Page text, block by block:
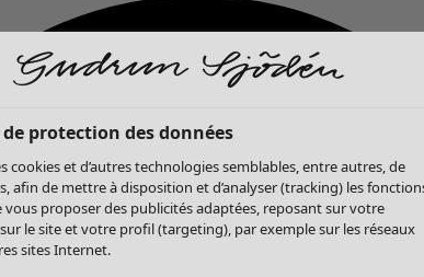
protection des données
cookies et d’autres technologies semblables, entre autres, de
afin de mettre à disposition et d’analyser (tracking) les
vous proposer des publicités adaptées, reposant sur votre
le site et votre profil (targeting), par exemple sur les réseaux
sites Internet.